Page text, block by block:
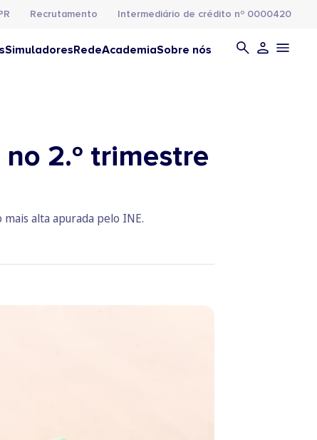
Recrutamento Intermediário de crédito nº 0000420
SimuladoresRedeAcademiaSobre nós
2.º trimestre
alta apurada pelo INE.